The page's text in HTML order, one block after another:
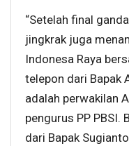
“Setelah final
jingkrak juga
Indonesa Raya
telepon dari Bapak
adalah perwakilan
pengurus PP PBSI.
dari Bapak